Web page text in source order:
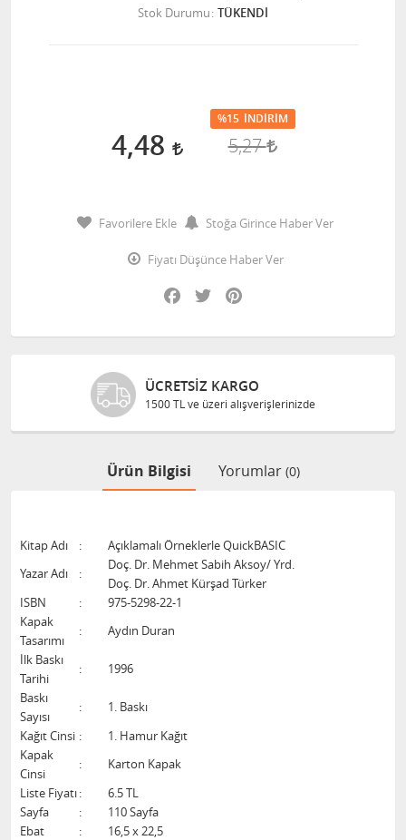
Stok Durumu TÜKENDİ
4,48
%15 İNDIRIM
5,27
Favorilere Ekle Stoğa Girince Haber Ver
Fiyatı Düşünce Haber Ver
Facebook
Twitter
ÜCRETSIZ KARGO
1500 TL ve üzeri alışverişlerinizde
Ürün Bilgisi Yorumlar (0)
Kitap Adı :
Açıklamalı Örneklerle QuickBASIC
Yazar Adı
:
Doç. Dr. Mehmet Sabih Aksoy/ Yrd.
Doç. Dr. Ahmet Kürşad Türker
ISBN
:
975-5298-22-1
Kapak
Tasarımı
:
Aydın Duran
İlk Baskı
Tarihi
:
1996
Baskı
Sayısı
:
1. Baskı
Kağıt Cinsi :
1. Hamur Kağıt
Kapak
Cinsi
:
Karton Kapak
Liste Fiyatı:
6.5 TL
Sayfa
:
110 Sayfa
Ebat
: 16,5 x 22,5